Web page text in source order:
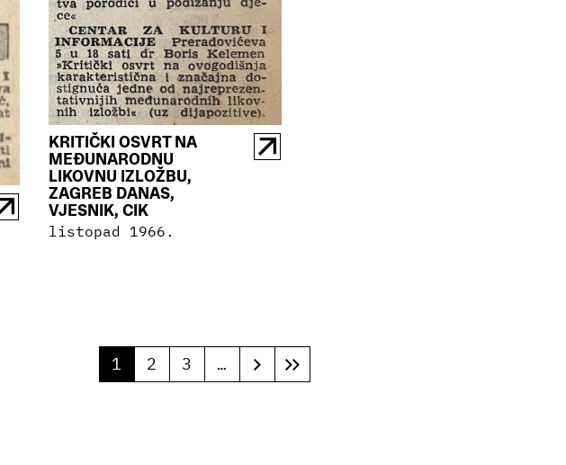
KRITIČKI OSVRT NA
MEĐUNARODNU
LIKOVNU IZLOŽBU,
ZAGREB DANAS,
VJESNIK, CIK
listopad 1966.
1 2 3 …